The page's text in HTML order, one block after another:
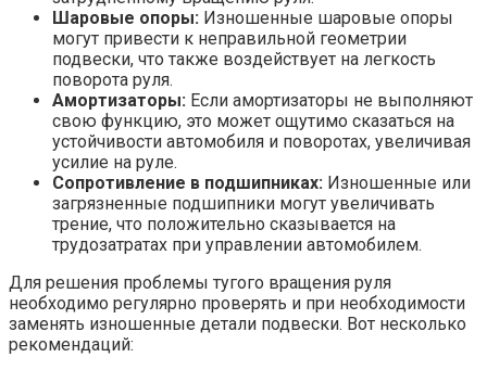
Шаровые опоры: Изношенные шаровые опоры
могут привести к неправильной геометрии
подвески, что также воздействует на легкость
поворота руля.
Амортизаторы: Если амортизаторы не выполняют
свою функцию, это может ощутимо сказаться на
устойчивости автомобиля и поворотах, увеличивая
усилие на руле.
Сопротивление в подшипниках: Изношенные или
загрязненные подшипники могут увеличивать
трение, что положительно сказывается на
трудозатратах при управлении автомобилем.
Для решения проблемы тугого вращения руля
необходимо регулярно проверять и при необходимости
заменять изношенные детали подвески. Вот несколько
рекомендаций: